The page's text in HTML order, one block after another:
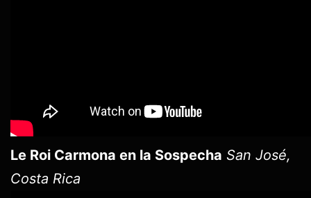
Le Roi Carmona en la Sospecha San José,
Costa Rica